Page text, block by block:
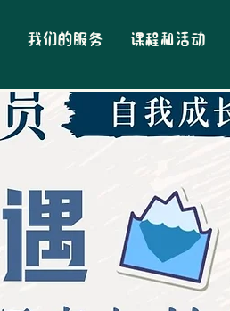
我们的服务 课程和活动